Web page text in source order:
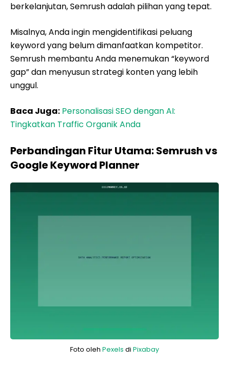
berkelanjutan, Semrush adalah pilihan yang tepat.
Misalnya, Anda ingin mengidentifikasi peluang
keyword yang belum dimanfaatkan kompetitor.
Semrush membantu Anda menemukan “keyword
gap” dan menyusun strategi konten yang lebih
unggul.
Baca Juga: Personalisasi SEO dengan AI:
Tingkatkan Traffic Organik Anda
Perbandingan Fitur Utama: Semrush vs
Google Keyword Planner
Foto oleh Pexels di Pixabay